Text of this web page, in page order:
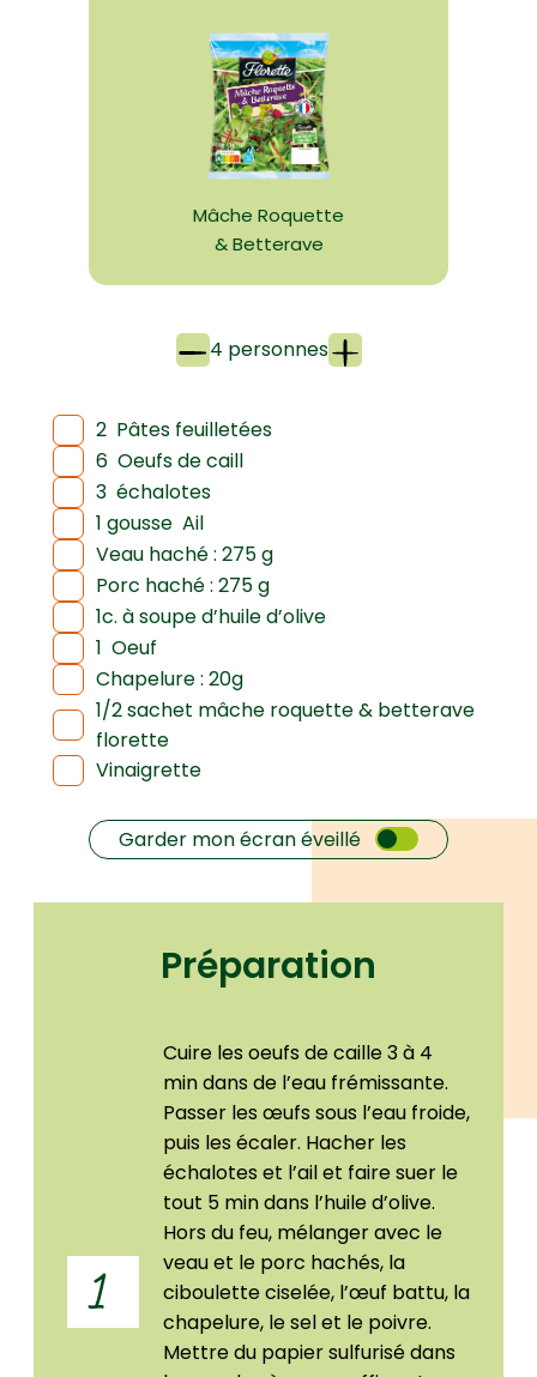
Mâche Roquette
& Betterave
4 personnes
2 Pâtes feuilletées
6 Oeufs de caill
3 échalotes
1 gousse Ail
Veau haché : 275 g
Porc haché : 275 g
1c. à soupe d’huile d’olive
1 Oeuf
Chapelure : 20g
1/2 sachet mâche roquette & betterave
florette
Vinaigrette
Garder mon écran éveillé
Préparation
1
Cuire les oeufs de caille 3 à 4
min dans de l’eau frémissante.
Passer les œufs sous l’eau froide,
puis les écaler. Hacher les
échalotes et l’ail et faire suer le
tout 5 min dans l’huile d’olive.
Hors du feu, mélanger avec le
veau et le porc hachés, la
ciboulette ciselée, l’œuf battu, la
chapelure, le sel et le poivre.
Mettre du papier sulfurisé dans